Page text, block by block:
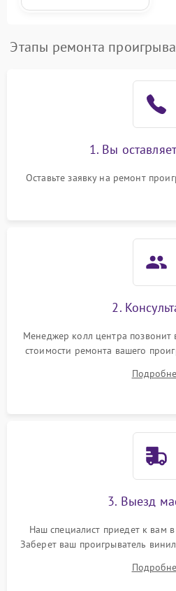
Этапы ремонта
1. Вы
Оставьте заявку на ремонт
2.
Менеджер колл центра позвонит
стоимости ремонта вашего
3. Выезд
Наш специалист приедет к вам
Заберет ваш проигрыватель